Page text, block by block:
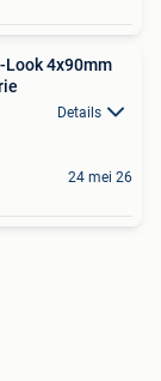
Look 4x90mm
Details
24 mei 26